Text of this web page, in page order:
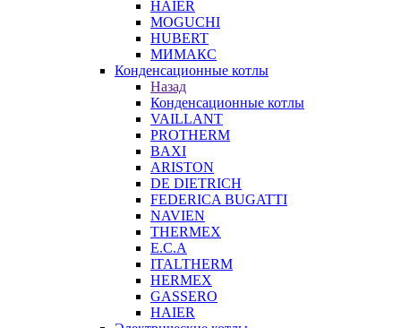
HAIER
MOGUCHI
HUBERT
МИМАКС
Конденсационные котлы
Назад
Конденсационные котлы
VAILLANT
PROTHERM
BAXI
ARISTON
DE DIETRICH
FEDERICA BUGATTI
NAVIEN
THERMEX
E.C.A
ITALTHERM
HERMEX
GASSERO
HAIER